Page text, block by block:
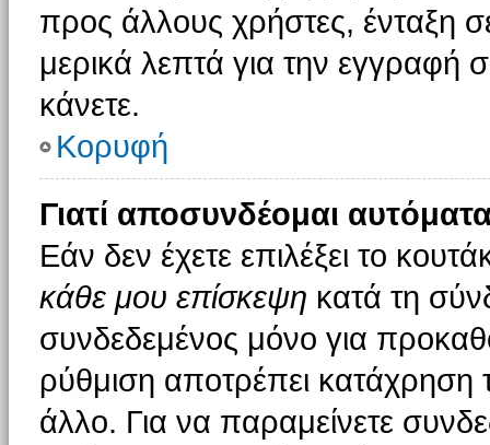
προς άλλους χρήστες, ένταξη
μερικά λεπτά για την
κάνετε.
Κορυφή
Γιατί αποσυνδέομαι
Εάν δεν έχετε επιλέξει το
κάθε μου επίσκεψη κατά τη
συνδεδεμένος μόνο για
ρύθμιση αποτρέπει
άλλο. Για να παραμείνετε